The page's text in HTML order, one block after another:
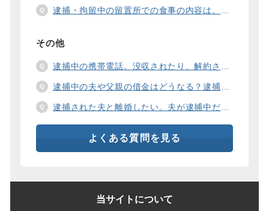
逮捕・拘留中の留置所での食事の内容は。食事代は支払わないといけないの？
その他
逮捕中の携帯電話。没収されたり、解約されたり、見られたりするの？
逮捕中の夫や父親の借金はどうなる？逮捕中の借金の支払い方法は。
逮捕された夫と離婚したい。夫が逮捕中だと慰謝料は増えるの？
よくある質問を見る
当サイトについて